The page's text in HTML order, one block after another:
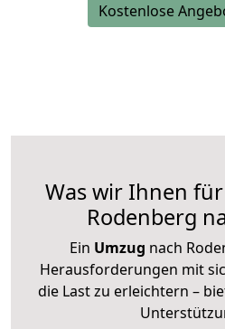
Kostenlose
Was wir Ihnen
Rodenberg
Ein Umzug nach
Herausforderungen mit
die Last zu erleichtern –